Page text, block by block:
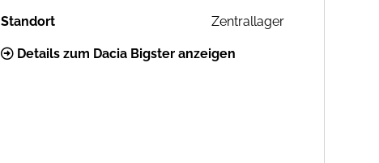
Standort Zentrallager
Details zum Dacia Bigster anzeigen